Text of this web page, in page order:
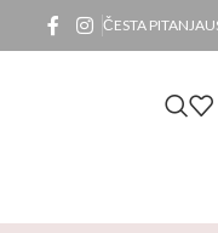
ČESTA PITANJA